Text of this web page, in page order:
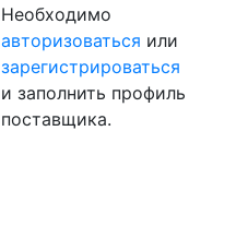
Необходимо
авторизоваться или
зарегистрироваться
и заполнить профиль
поставщика.